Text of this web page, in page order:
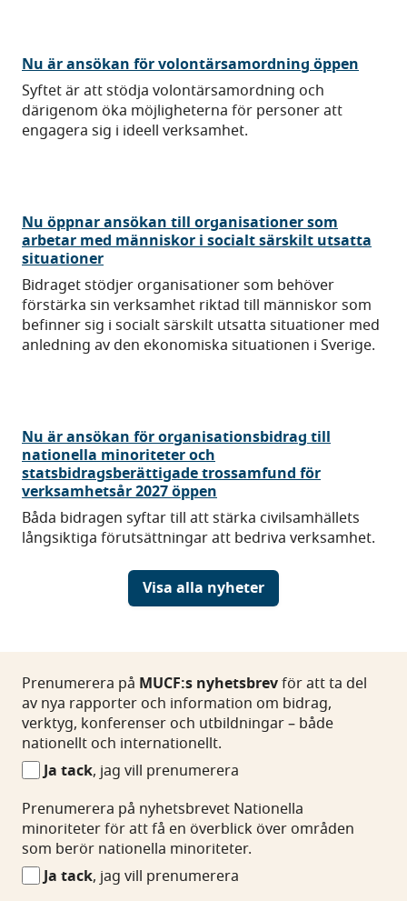
Nu är ansökan för volontärsamordning öppen
Syftet är att stödja volontärsamordning och
därigenom öka möjligheterna för personer att
engagera sig i ideell verksamhet.
Nu öppnar ansökan till organisationer som
arbetar med människor i socialt särskilt utsatta
situationer
Bidraget stödjer organisationer som behöver
förstärka sin verksamhet riktad till människor som
befinner sig i socialt särskilt utsatta situationer med
anledning av den ekonomiska situationen i Sverige.
Nu är ansökan för organisationsbidrag till
nationella minoriteter och
statsbidragsberättigade trossamfund för
verksamhetsår 2027 öppen
Båda bidragen syftar till att stärka civilsamhällets
långsiktiga förutsättningar att bedriva verksamhet.
Visa alla nyheter
Prenumerera
på
MUCF:s
nyhetsbrev
Prenumerera på MUCF:s nyhetsbrevför att ta del
av nya rapporter och information om bidrag,
verktyg, konferenser och utbildningar – både
nationellt och internationellt.
Ja tack, jag vill prenumerera
Prenumerera
på
nyhetsbrevet
Nationella
minoriteter
Prenumerera på nyhetsbrevet Nationella
minoriteter för att få en överblick över områden
som berör nationella minoriteter.
Ja tack, jag vill prenumerera